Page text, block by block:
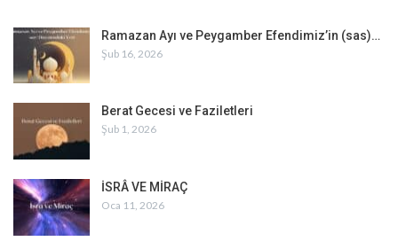
Ramazan Ayı ve Peygamber Efendimiz’in (sas)…
Şub 16, 2026
Berat Gecesi ve Faziletleri
Şub 1, 2026
İSRÂ VE MİRAÇ
Oca 11, 2026